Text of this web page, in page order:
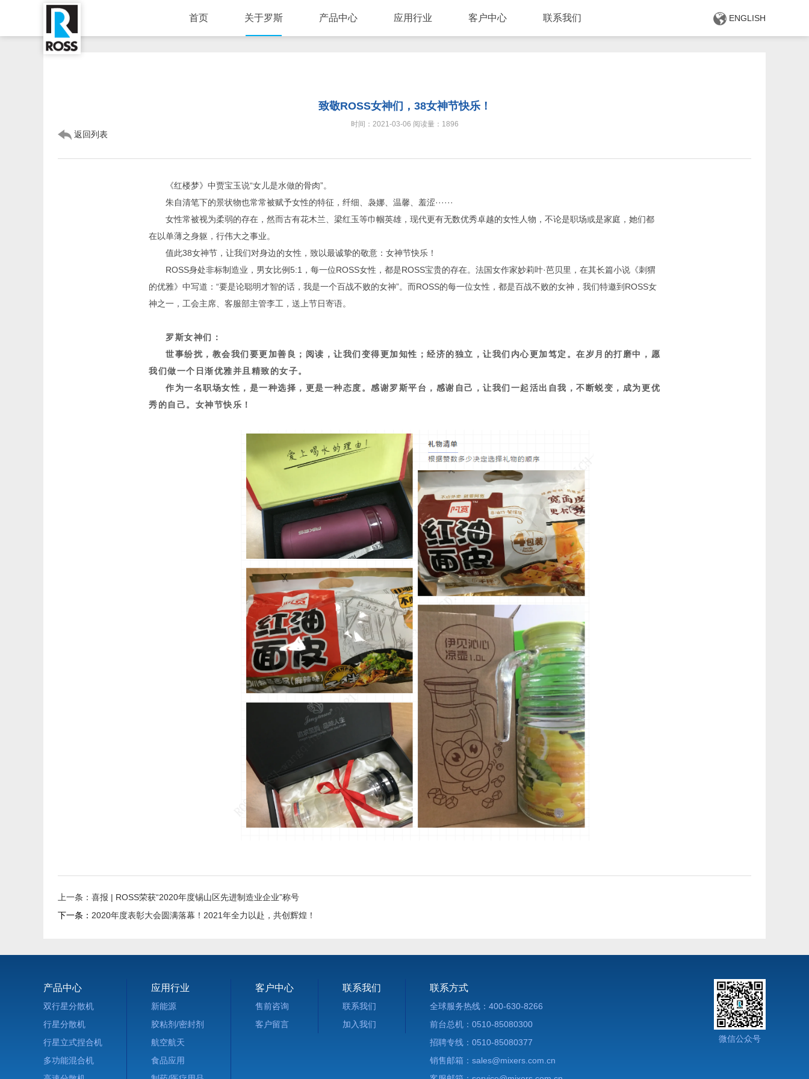
ENGLISH
首页 关于罗斯 产品中心 应用行业 客户中心 联系我们
致敬ROSS女神们，38女神节快乐！
时间：2021-03-06 阅读量：1896
返回列表
《红楼梦》中贾宝玉说“女儿是水做的骨肉”。
朱自清笔下的景状物也常常被赋予女性的特征，纤细、袅娜、温馨、羞涩······
女性常被视为柔弱的存在，然而古有花木兰、梁红玉等巾帼英雄，现代更有无数优秀卓越的女性人物，不论是职场或是家庭，她们都
在以单薄之身躯，行伟大之事业。
值此38女神节，让我们对身边的女性，致以最诚挚的敬意：女神节快乐！
ROSS身处非标制造业，男女比例5:1，每一位ROSS女性，都是ROSS宝贵的存在。法国女作家妙莉叶·芭贝里，在其长篇小说《刺猬
的优雅》中写道：“要是论聪明才智的话，我是一个百战不败的女神”。而ROSS的每一位女性，都是百战不败的女神，我们特邀到ROSS女
神之一，工会主席、客服部主管李工，送上节日寄语。
罗斯女神们：
世事纷扰，教会我们要更加善良；阅读，让我们变得更加知性；经济的独立，让我们内心更加笃定。在岁月的打磨中，愿
我们做一个日渐优雅并且精致的女子。
作为一名职场女性，是一种选择，更是一种态度。感谢罗斯平台，感谢自己，让我们一起活出自我，不断蜕变，成为更优
秀的自己。 女神节快乐！
上一条：喜报 | ROSS荣获“2020年度锡山区先进制造业企业”称号
下一条： 2020年度表彰大会圆满落幕！2021年全力以赴，共创辉煌！
产品中心
双行星分散机
行星分散机
行星立式捏合机
多功能混合机
应用行业
新能源
胶粘剂/密封剂
航空航天
食品应用
客户中心
售前咨询
客户留言
联系我们
联系我们
加入我们
联系方式
全球服务热线：400-630-8266
前台总机：0510-85080300
招聘专线：0510-85080377
销售邮箱：sales@mixers.com.cn
微信公众号